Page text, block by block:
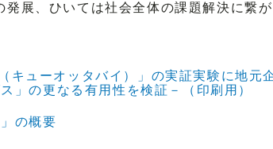
展、ひいては社会全体の課題解決に繋
キューオッタバイ）」の実証実験に地元
」の更なる有用性を検証－（印刷用）
の概要